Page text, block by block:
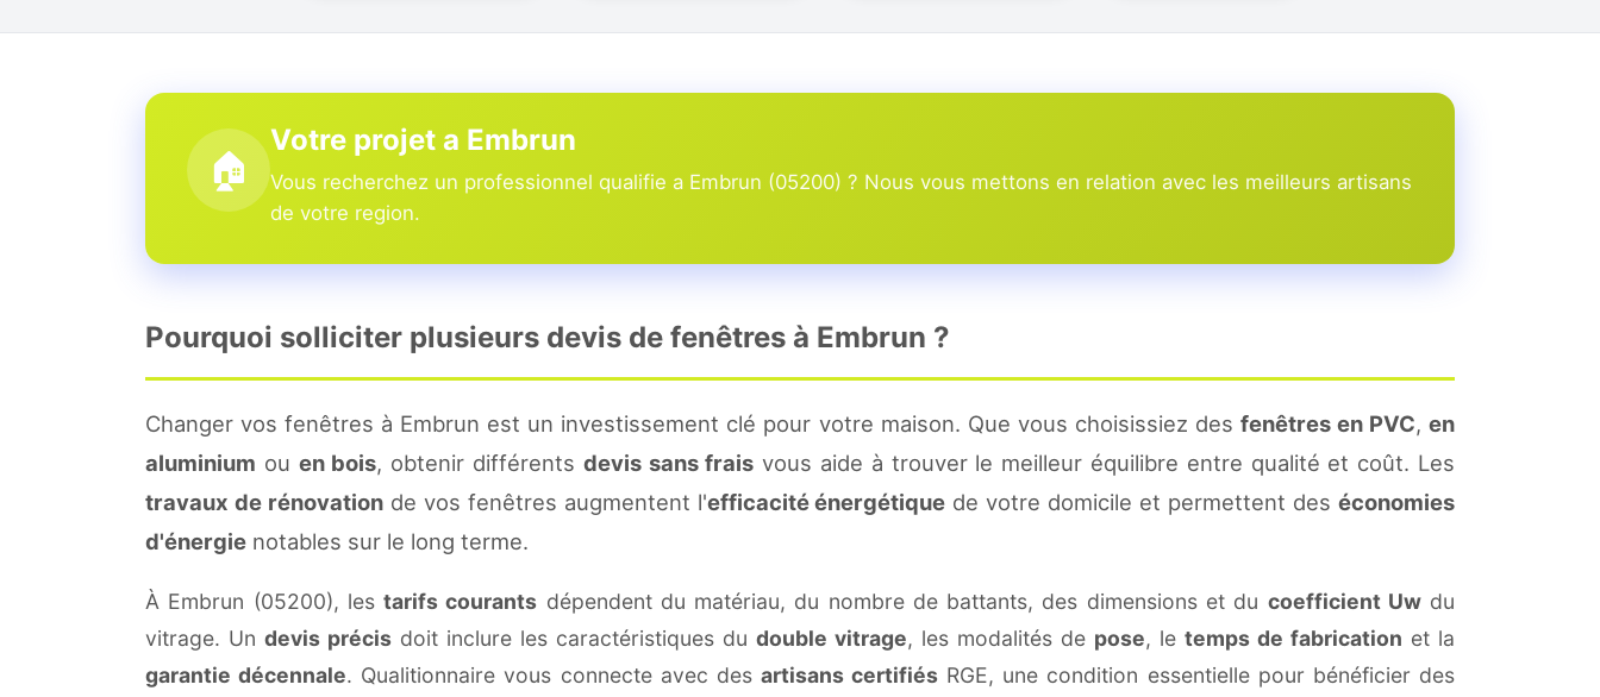
🏠
Votre projet a Embrun
Vous recherchez un professionnel qualifie a Embrun (05200) ? Nous vous mettons en relation avec les meilleurs artisans
de votre region.
Pourquoi solliciter plusieurs devis de fenêtres à Embrun ?
Changer vos fenêtres à Embrun est un investissement clé pour votre maison. Que vous choisissiez des fenêtres en PVC,en
aluminium ou en bois, obtenir différents devis sans frais vous aide à trouver le meilleur équilibre entre qualité et coût. Les
travaux de rénovationde vos fenêtres augmentent l'efficacité énergétique de votre domicile et permettent deséconomies
d'énergie notables sur le long terme.
À Embrun (05200), lestarifs courants dépendent du matériau, du nombre de battants, des dimensions et du coefficient Uwdu
vitrage. Un devis précis doit inclure les caractéristiques du double vitrage, les modalités de pose, le temps de fabrication et la
garantie décennale. Qualitionnaire vous connecte avec des artisans certifiés RGE, une condition essentielle pour bénéficier des